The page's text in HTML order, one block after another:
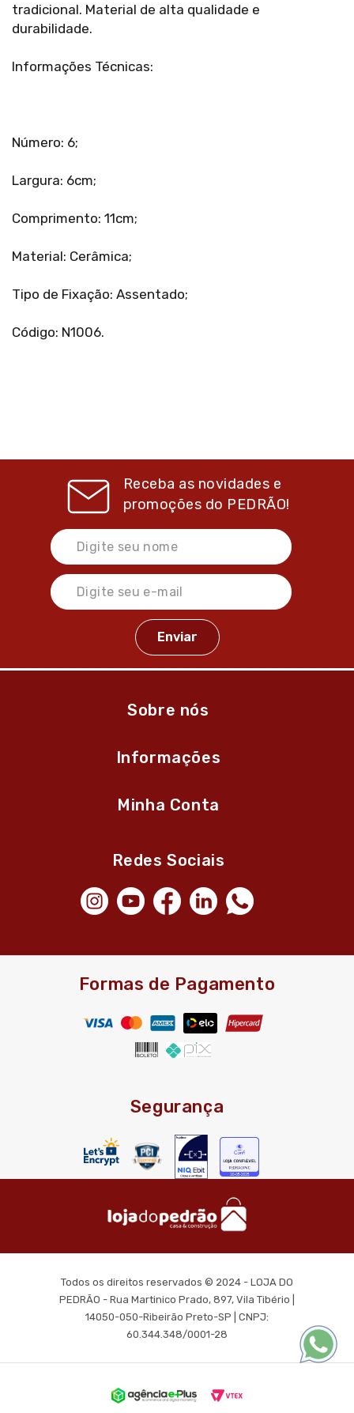
tradicional. Material de alta qualidade e
durabilidade.
Informações Técnicas:
Número: 6;
Largura: 6cm;
Comprimento: 11cm;
Material: Cerâmica;
Tipo de Fixação: Assentado;
Código: N1006.
Receba as novidades e
promoções do PEDRÃO!
Sobre nós
Informações
Minha Conta
Redes Sociais
Formas de Pagamento
Segurança
Todos os direitos reservados © 2024 - LOJA DO
PEDRÃO - Rua Martinico Prado, 897, Vila Tibério |
14050-050-Ribeirão Preto-SP | CNPJ:
60.344.348/0001-28